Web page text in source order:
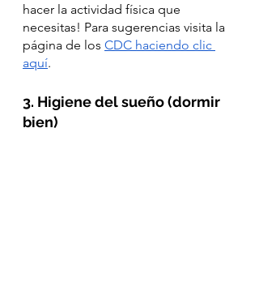
hacer la actividad física que
necesitas! Para sugerencias visita la
página de los CDC haciendo clic
aquí.
3. Higiene del sueño (dormir
bien)